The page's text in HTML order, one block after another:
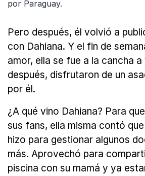
por Paraguay.
Pero después, él volvió a
con Dahiana. Y el fin de
amor, ella se fue a la cancha a
después, disfrutaron de un
por él.
¿A qué vino Dahiana? Para
sus fans, ella misma contó
hizo para gestionar algunos
más. Aprovechó para
piscina con su mamá y ya